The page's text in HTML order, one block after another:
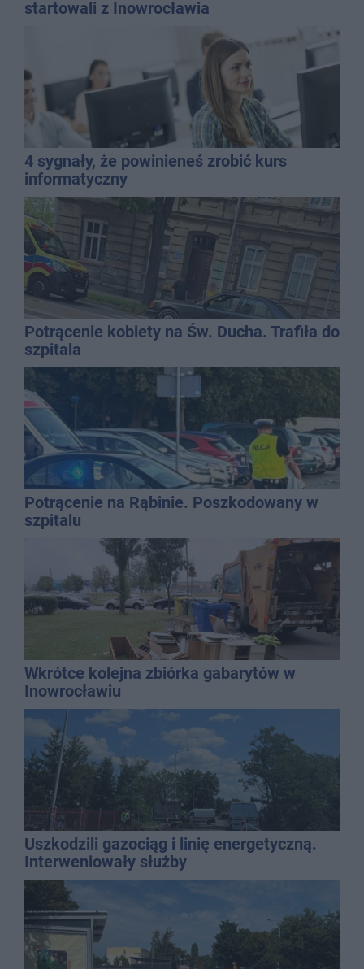
startowali z Inowrocławia
4 sygnały, że powinieneś zrobić kurs
informatyczny
Potrącenie kobiety na Św. Ducha. Trafiła do
szpitala
Potrącenie na Rąbinie. Poszkodowany w
szpitalu
Wkrótce kolejna zbiórka gabarytów w
Inowrocławiu
Uszkodzili gazociąg i linię energetyczną.
Interweniowały służby